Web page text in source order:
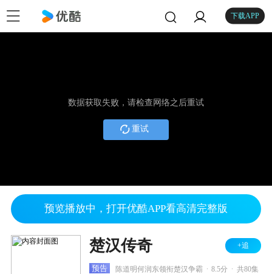
下载APP
数据获取失败，请检查网络之后重试
重试
预览播放中，打开优酷APP看高清完整版
楚汉传奇 +追
预告 陈道明何润东领衔楚汉争霸 8.5分 共80集